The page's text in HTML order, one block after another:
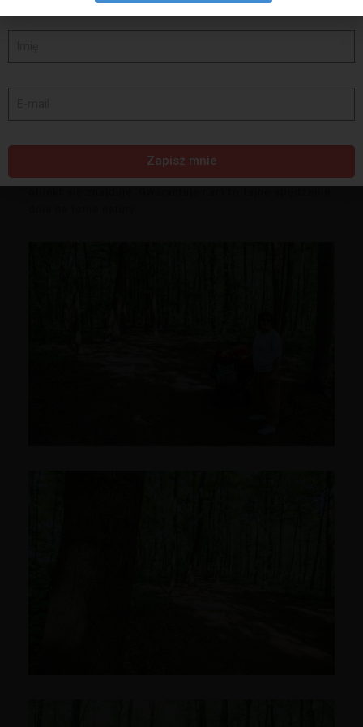
miejską – np. tramwajami nr 6 oraz 8 lub autobusem
spędzenie wolnego czasu na świeżym powietrzu.
się na ścieżkę w koronach drzew, możemy połączyć
wycieczkę ze spacerem doliną rzeki Szklarka, gdzie
Zapisz mnie